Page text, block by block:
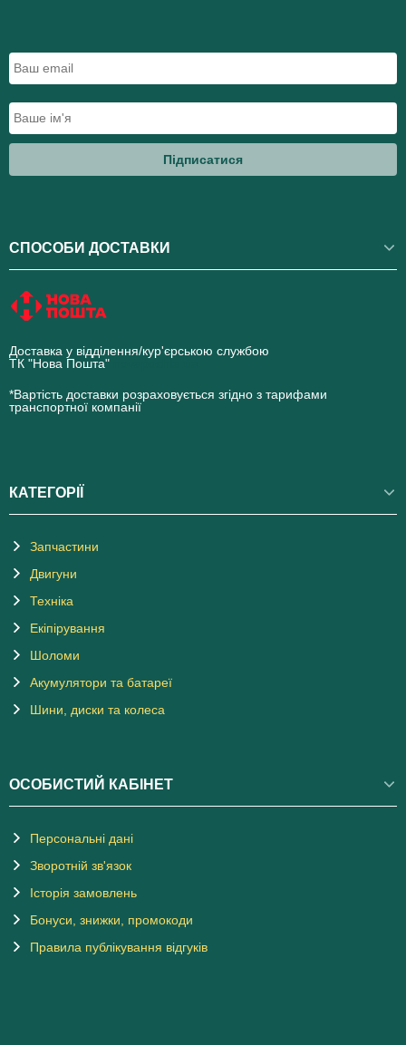
Підписатися
СПОСОБИ ДОСТАВКИ
Доставка у відділення/кур'єрською службою
ТК "Нова Пошта"
*Вартість доставки розраховується згідно з тарифами
транспортної компанії
КАТЕГОРІЇ
Запчастини
Двигуни
Техніка
Екіпірування
Шоломи
Акумулятори та батареї
Шини, диски та колеса
ОСОБИСТИЙ КАБІНЕТ
Персональні дані
Зворотній зв'язок
Історія замовлень
Бонуси, знижки, промокоди
Правила публікування відгуків